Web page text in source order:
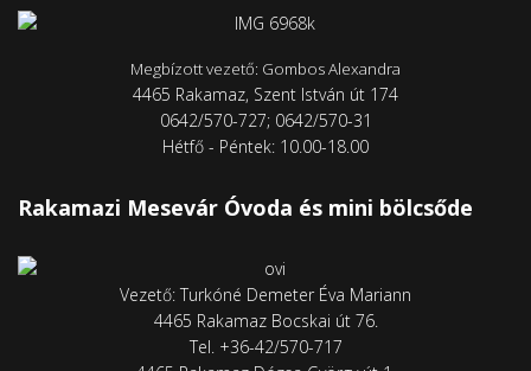
4465 Rakamaz, Szent István út 174
Hétfő - Péntek: 10.00-18.00
Rakamazi Mesevár Óvoda és mini bölcsőde
Vezető: Turkóné Demeter Éva Mariann
Tel. +36-42/570-717
4465 Rakamaz Dózsa György út 1.
Tel. +36-42/570-716